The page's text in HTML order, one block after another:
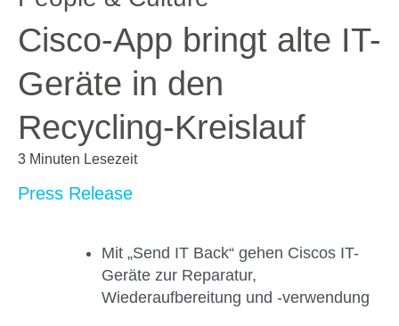
Cisco-App bringt alte IT-
Geräte in den
Recycling-Kreislauf
3 Minuten Lesezeit
Press Release
Mit „Send IT Back“ gehen Ciscos IT-
Geräte zur Reparatur,
Wiederaufbereitung und -verwendung